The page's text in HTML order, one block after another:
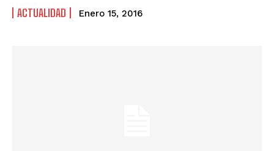
ACTUALIDAD Enero 15, 2016